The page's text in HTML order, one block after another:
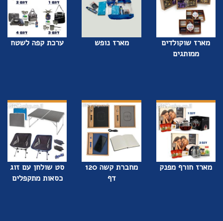
מארז שוקולדים
ממותגים
מארז נופש ערכת קפה לשטח
מארז חורף מפנק
מחברת קשה 120
דף
סט שולחן עם זוג
כסאות מתקפלים